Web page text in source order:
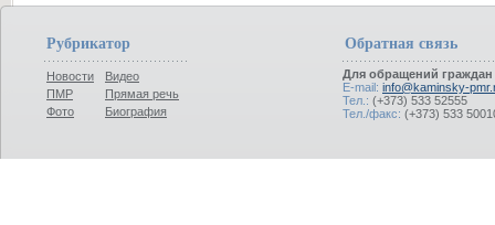
Рубрикатор
Новости
ПМР
Фото
Видео
Прямая речь
Биография
Обратная связь
Для обращений граждан
E-mail: info@kaminsky-
Тел.: (+373) 533 52555
Тел./факс: (+373) 533